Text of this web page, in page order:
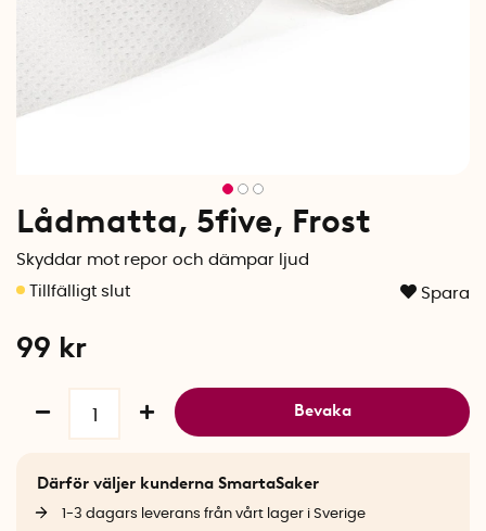
Lådmatta, 5five, Frost
Skyddar mot repor och dämpar ljud
Spara
99 kr
Bevaka
Därför väljer kunderna SmartaSaker
1-3 dagars leverans från vårt lager i Sverige